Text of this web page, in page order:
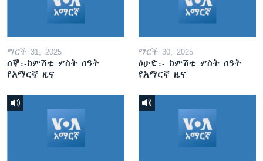
ማርች 31, 2025
ሰኞ፡-ከምሽቱ ሦስት ሰዓት
የአማርኛ ዜና
ማርች 30, 2025
ዕሁድ፡- ከምሽቱ ሦስት ሰዓት
የአማርኛ ዜና